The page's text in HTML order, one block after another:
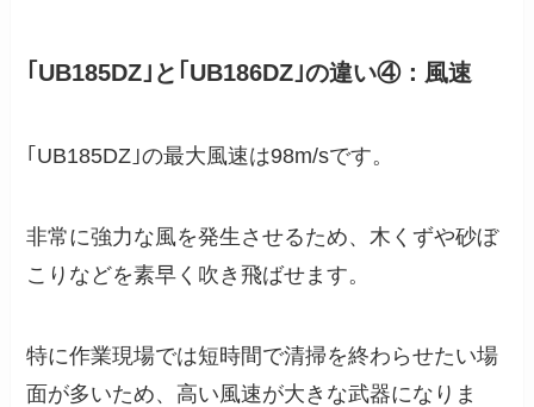
｢UB185DZ｣と｢UB186DZ｣の違い④：風速
｢UB185DZ｣の最大風速は98m/sです。
非常に強力な風を発生させるため、木くずや砂ぼ
こりなどを素早く吹き飛ばせます。
特に作業現場では短時間で清掃を終わらせたい場
面が多いため、高い風速が大きな武器になりま